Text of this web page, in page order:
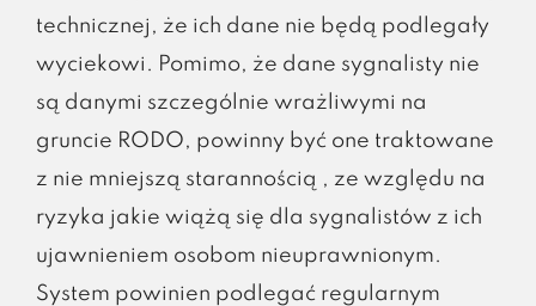
technicznej, że ich dane nie będą podlegały
wyciekowi. Pomimo, że dane sygnalisty nie
są danymi szczególnie wrażliwymi na
gruncie RODO, powinny być one traktowane
z nie mniejszą starannością , ze względu na
ryzyka jakie wiążą się dla sygnalistów z ich
ujawnieniem osobom nieuprawnionym.
System powinien podlegać regularnym